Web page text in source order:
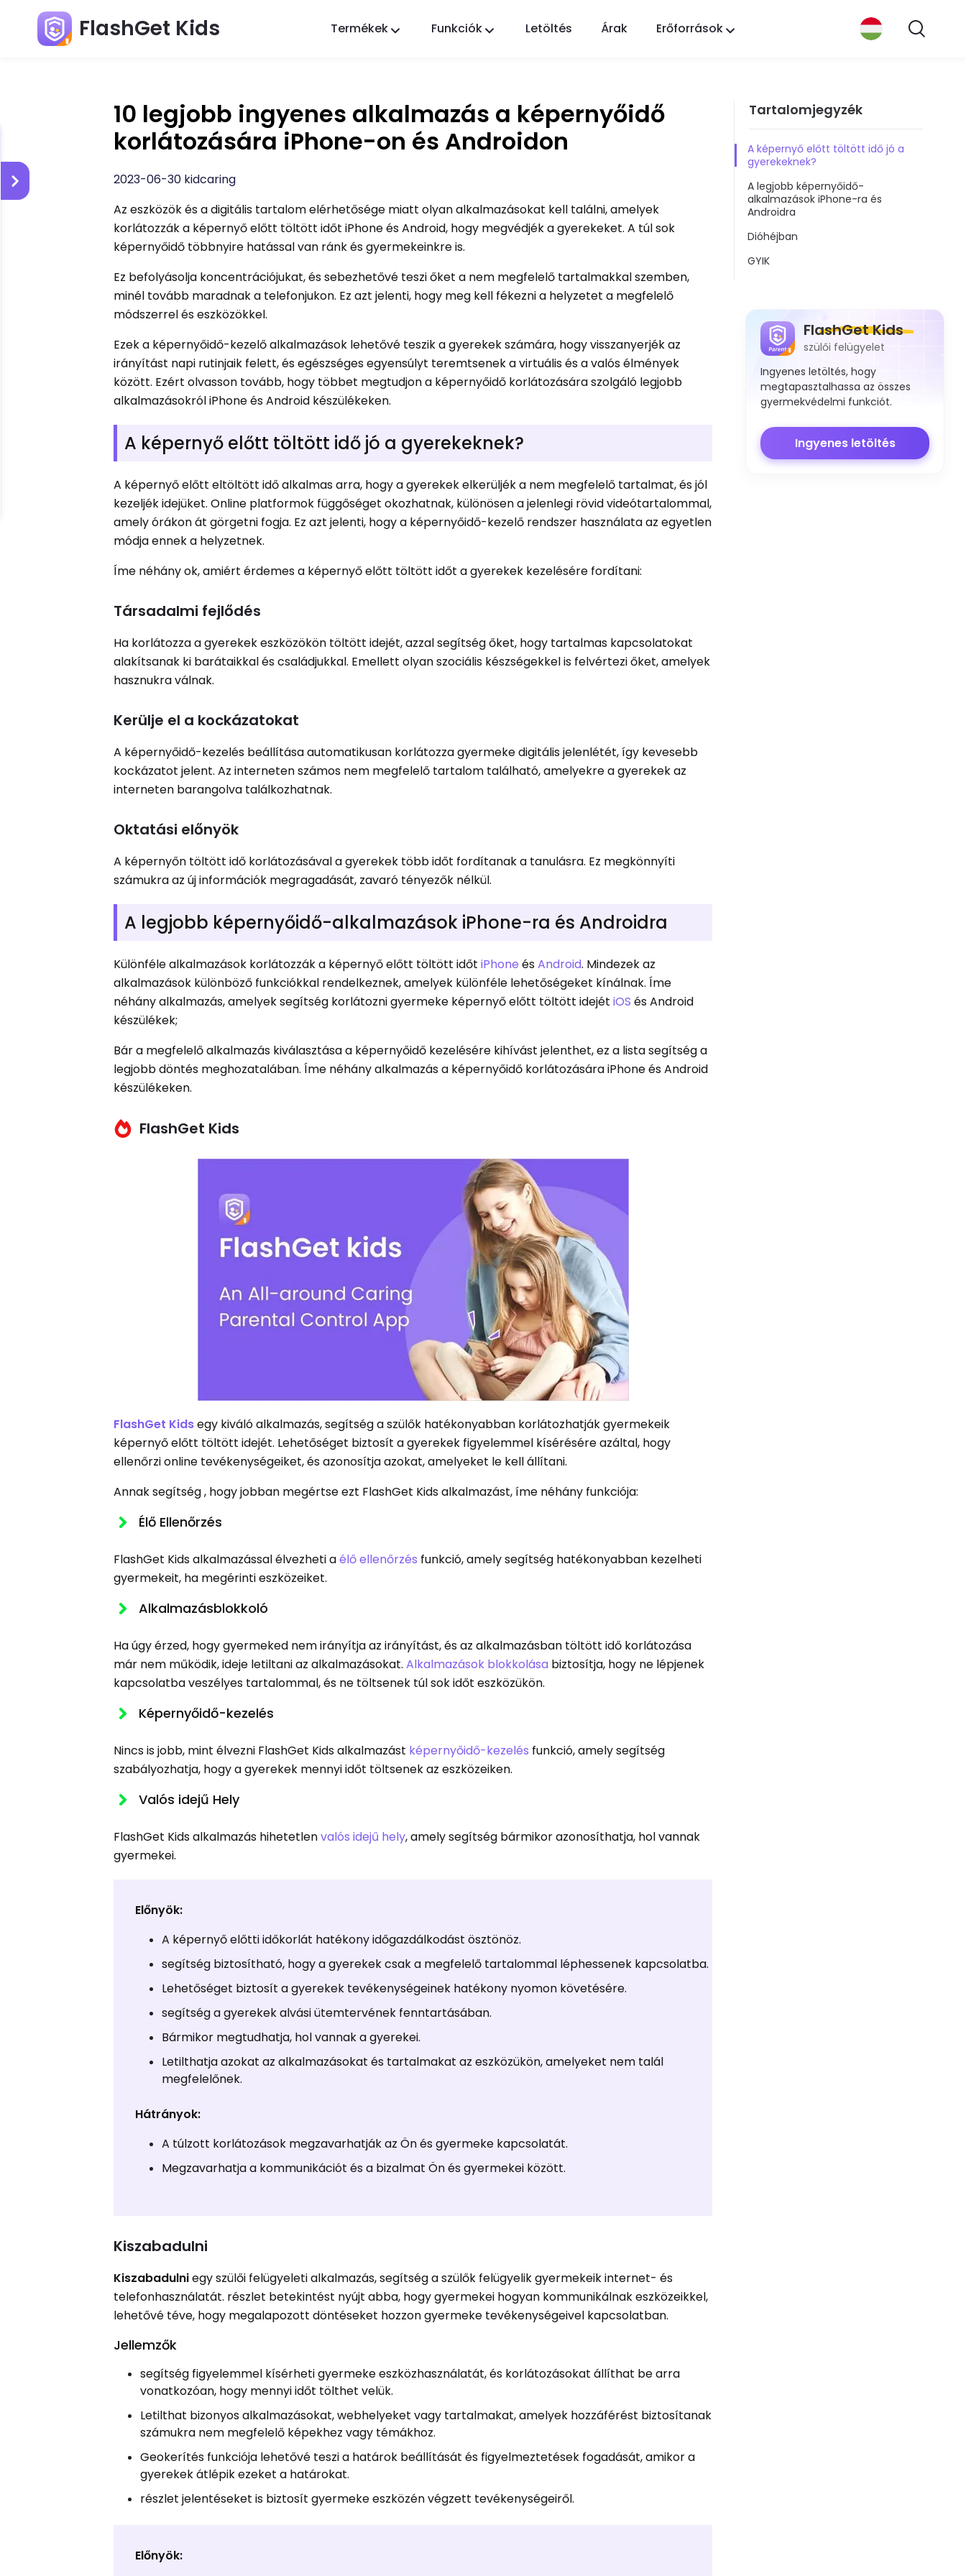
FlashGet Kids Termékek
FlashGet Finder
Telefonja lopás elleni védelme, a mi
felelősségünk.
Funkciók Letöltés Árak Erőforrások
10 legjobb ingyenes alkalmazás a képernyőidő
korlátozására iPhone-on és Androidon
2023-06-30 kidcaring
Az eszközök és a digitális tartalom elérhetősége miatt olyan alkalmazásokat kell találni, amelyek
korlátozzák a képernyő előtt töltött időt iPhone és Android, hogy megvédjék a gyerekeket. A túl sok
képernyőidő többnyire hatással van ránk és gyermekeinkre is.
Ez befolyásolja koncentrációjukat, és sebezhetővé teszi őket a nem megfelelő tartalmakkal szemben,
minél tovább maradnak a telefonjukon. Ez azt jelenti, hogy meg kell fékezni a helyzetet a megfelelő
módszerrel és eszközökkel.
Ezek a képernyőidő-kezelő alkalmazások lehetővé teszik a gyerekek számára, hogy visszanyerjék az
irányítást napi rutinjaik felett, és egészséges egyensúlyt teremtsenek a virtuális és a valós élmények
között. Ezért olvasson tovább, hogy többet megtudjon a képernyőidő korlátozására szolgáló legjobb
alkalmazásokról iPhone és Android készülékeken.
A képernyő előtt töltött idő jó a gyerekeknek?
A képernyő előtt eltöltött idő alkalmas arra, hogy a gyerekek elkerüljék a nem megfelelő tartalmat, és jól
kezeljék idejüket. Online platformok függőséget okozhatnak, különösen a jelenlegi rövid videótartalommal,
amely órákon át görgetni fogja. Ez azt jelenti, hogy a képernyőidő-kezelő rendszer használata az egyetlen
módja ennek a helyzetnek.
Íme néhány ok, amiért érdemes a képernyő előtt töltött időt a gyerekek kezelésére fordítani:
Társadalmi fejlődés
Ha korlátozza a gyerekek eszközökön töltött idejét, azzal segítség őket, hogy tartalmas kapcsolatokat
alakítsanak ki barátaikkal és családjukkal. Emellett olyan szociális készségekkel is felvértezi őket, amelyek
hasznukra válnak.
Kerülje el a kockázatokat
A képernyőidő-kezelés beállítása automatikusan korlátozza gyermeke digitális jelenlétét, így kevesebb
kockázatot jelent. Az interneten számos nem megfelelő tartalom található, amelyekre a gyerekek az
interneten barangolva találkozhatnak.
Oktatási előnyök
A képernyőn töltött idő korlátozásával a gyerekek több időt fordítanak a tanulásra. Ez megkönnyíti
számukra az új információk megragadását, zavaró tényezők nélkül.
A legjobb képernyőidő-alkalmazások iPhone-ra és Androidra
Különféle alkalmazások korlátozzák a képernyő előtt töltött időtiPhone ésAndroid. Mindezek az
alkalmazások különböző funkciókkal rendelkeznek, amelyek különféle lehetőségeket kínálnak. Íme
néhány alkalmazás, amelyek segítség korlátozni gyermeke képernyő előtt töltött idejétiOS és Android
készülékek;
Bár a megfelelő alkalmazás kiválasztása a képernyőidő kezelésére kihívást jelenthet, ez a lista segítség a
legjobb döntés meghozatalában. Íme néhány alkalmazás a képernyőidő korlátozására iPhone és Android
készülékeken.
FlashGet Kids
FlashGet Kidsegy kiváló alkalmazás, segítség a szülők hatékonyabban korlátozhatják gyermekeik
képernyő előtt töltött idejét. Lehetőséget biztosít a gyerekek figyelemmel kísérésére azáltal, hogy
ellenőrzi online tevékenységeiket, és azonosítja azokat, amelyeket le kell állítani.
Annak segítség , hogy jobban megértse ezt FlashGet Kids alkalmazást, íme néhány funkciója:
Élő Ellenőrzés
FlashGet Kids alkalmazással élvezheti aélő ellenőrzés funkció, amely segítség hatékonyabban kezelheti
gyermekeit, ha megérinti eszközeiket.
Alkalmazásblokkoló
Ha úgy érzed, hogy gyermeked nem irányítja az irányítást, és az alkalmazásban töltött idő korlátozása
már nem működik, ideje letiltani az alkalmazásokat.Alkalmazások blokkolása biztosítja, hogy ne lépjenek
kapcsolatba veszélyes tartalommal, és ne töltsenek túl sok időt eszközükön.
Képernyőidő-kezelés
Nincs is jobb, mint élvezni FlashGet Kids alkalmazást képernyőidő-kezelés funkció, amely segítség
szabályozhatja, hogy a gyerekek mennyi időt töltsenek az eszközeiken.
Valós idejű Hely
FlashGet Kids alkalmazás hihetetlenvalós idejű hely, amely segítség bármikor azonosíthatja, hol vannak
gyermekei.
Előnyök:
A képernyő előtti időkorlát hatékony időgazdálkodást ösztönöz.
segítség biztosítható, hogy a gyerekek csak a megfelelő tartalommal léphessenek kapcsolatba.
Lehetőséget biztosít a gyerekek tevékenységeinek hatékony nyomon követésére.
segítség a gyerekek alvási ütemtervének fenntartásában.
Bármikor megtudhatja, hol vannak a gyerekei.
Letilthatja azokat az alkalmazásokat és tartalmakat az eszközükön, amelyeket nem talál
megfelelőnek.
Hátrányok:
A túlzott korlátozások megzavarhatják az Ön és gyermeke kapcsolatát.
Megzavarhatja a kommunikációt és a bizalmat Ön és gyermekei között.
Kiszabadulni
Kiszabadulniegy szülői felügyeleti alkalmazás, segítség a szülők felügyelik gyermekeik internet- és
telefonhasználatát. részlet betekintést nyújt abba, hogy gyermekei hogyan kommunikálnak eszközeikkel,
lehetővé téve, hogy megalapozott döntéseket hozzon gyermeke tevékenységeivel kapcsolatban.
Jellemzők
segítség figyelemmel kísérheti gyermeke eszközhasználatát, és korlátozásokat állíthat be arra
vonatkozóan, hogy mennyi időt tölthet velük.
Letilthat bizonyos alkalmazásokat, webhelyeket vagy tartalmakat, amelyek hozzáférést biztosítanak
számukra nem megfelelő képekhez vagy témákhoz.
Geokerítés funkciója lehetővé teszi a határok beállítását és figyelmeztetések fogadását, amikor a
gyerekek átlépik ezeket a határokat.
részlet jelentéseket is biztosít gyermeke eszközén végzett tevékenységeiről.
Előnyök:
Tartalomjegyzék
A képernyő előtt töltött idő jó a
gyerekeknek?
A legjobb képernyőidő-
alkalmazások iPhone-ra és
Androidra
Dióhéjban
GYIK
FlashGet Kids
szülői felügyelet
Ingyenes letöltés, hogy
megtapasztalhassa az összes
gyermekvédelmi funkciót.
Ingyenes letöltés